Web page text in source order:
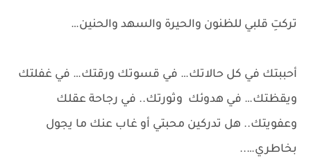
تركتِ قلبي للظنون والحيرة والسهد والحنين…
أحببتك في كل حالاتك… في قسوتك ورقتك… في غفلتك
ويقظتك… في هدوئك وثورتك.. في رجاحة عقلك
وعفويتك.. هل تدركين محبتي أو غاب عنك ما يجول
بخاطري…..